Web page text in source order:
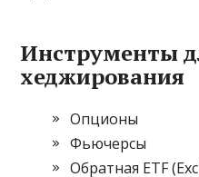
Инструменты
хеджирования
Опционы
Фьючерсы
Обратная ETF